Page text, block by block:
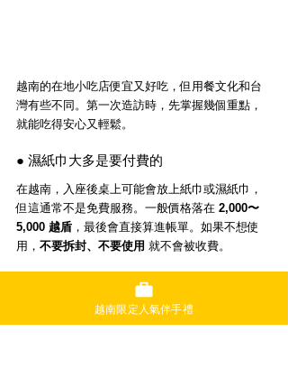
越南的在地小吃店便宜又好吃，但用餐文化和台
灣有些不同。第一次造訪時，先掌握幾個重點，
就能吃得安心又輕鬆。
● 濕紙巾大多是要付費的
在越南，入座後桌上可能會放上紙巾或濕紙巾，
但這通常不是免費服務。一般價格落在 2,000〜
5,000 越盾 ，最後會直接算進帳單。如果不想使
用， 不要拆封、不要使用 就不會被收費。
● 開動前會先用紙巾擦過餐具
在地人習慣在用餐前，用紙巾簡單擦過筷子、湯
越南限定人氣伴手禮